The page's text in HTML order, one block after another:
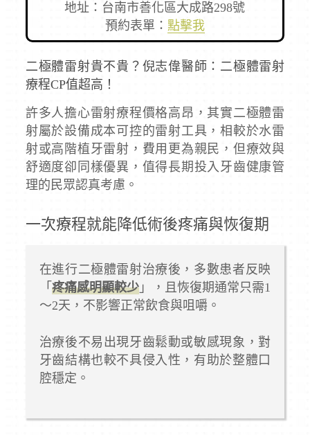
地址：台南市善化區大成路298號
預約表單： 點擊我
二極體雷射貴不貴？倪志偉醫師：二極體雷射
療程CP值超高！
許多人擔心雷射療程價格高昂，其實二極體雷
射屬於設備成本可控的雷射工具，相較於水雷
射或高階植牙雷射，費用更為親民，但療效與
舒適度卻同樣優異，值得長期投入牙齒健康管
理的民眾認真考慮。
一次療程就能降低術後疼痛與恢復期
在進行二極體雷射治療後，多數患者反映
「 疼痛感明顯較少 」，且恢復期通常只需1
～2天，不影響正常飲食與咀嚼。
治療後不易出現牙齒鬆動或敏感現象，對
牙齒結構也較不具侵入性，有助於整體口
腔穩定。